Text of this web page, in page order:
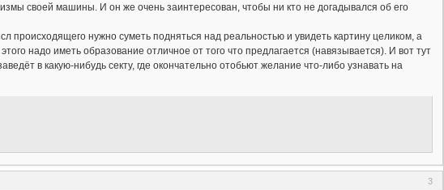
своей машины. И он же очень заинтересован, чтобы ни кто не догадывался об его
происходящего нужно суметь подняться над реальностью и увидеть картину целиком, а
надо иметь образование отличное от того что предлагается (навязывается). И вот тут
в какую-нибудь секту, где окончательно отобьют желание что-либо узнавать на
3